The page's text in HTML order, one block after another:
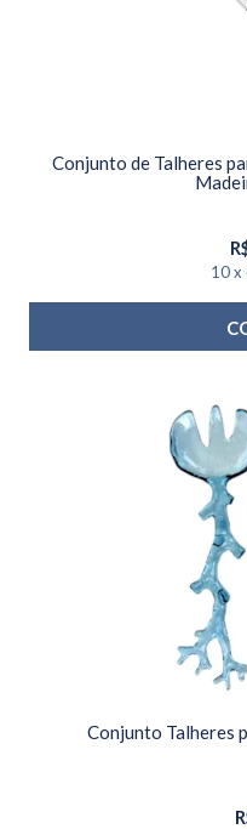
Conjunto de Talheres
10 x
Conjunto Talheres